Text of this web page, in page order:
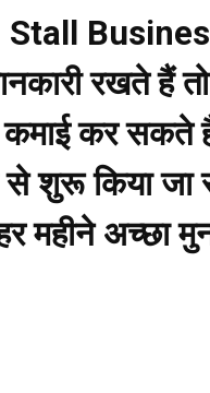
रखते हैं
कमाई कर
से शुरू किया
महीने अच्छा